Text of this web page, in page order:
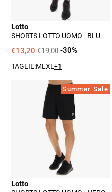
Lotto
SHORTS LOTTO UOMO - BLU
€13,20 €19,00 -30%
TAGLIE:MLXL+1
Shorts
Lotto
Uomo
-
Nero
Summer Sale
Lotto